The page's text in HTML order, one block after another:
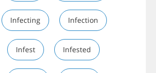
Infecting Infection
Infest Infested